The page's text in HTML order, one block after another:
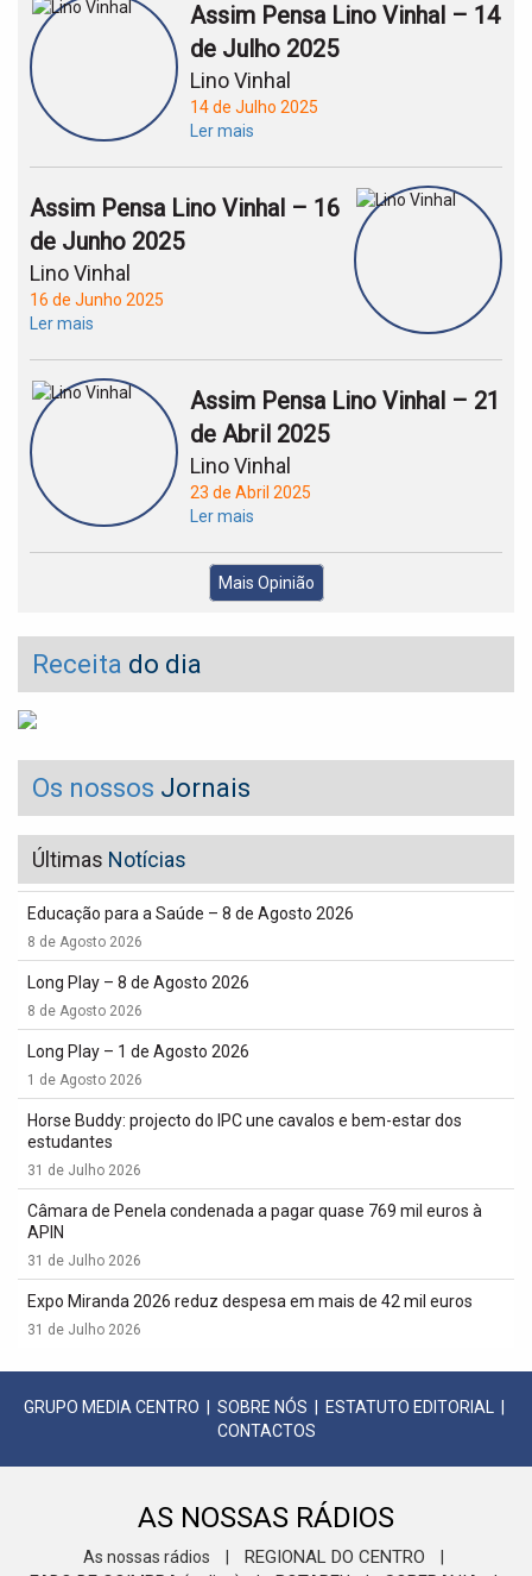
Assim Pensa Lino Vinhal – 14
de Julho 2025
Lino Vinhal
14 de Julho 2025
Ler mais
Assim Pensa Lino Vinhal – 16
de Junho 2025
Lino Vinhal
16 de Junho 2025
Ler mais
Assim Pensa Lino Vinhal – 21
de Abril 2025
Lino Vinhal
23 de Abril 2025
Ler mais
Mais Opinião
Receita do dia
Os nossos Jornais
Últimas Notícias
Educação para a Saúde – 8 de Agosto 2026
8 de Agosto 2026
Long Play – 8 de Agosto 2026
8 de Agosto 2026
Long Play – 1 de Agosto 2026
1 de Agosto 2026
Horse Buddy: projecto do IPC une cavalos e bem-estar dos
estudantes
31 de Julho 2026
Câmara de Penela condenada a pagar quase 769 mil euros à
APIN
31 de Julho 2026
Expo Miranda 2026 reduz despesa em mais de 42 mil euros
31 de Julho 2026
GRUPO MEDIA CENTRO SOBRE NÓS ESTATUTO EDITORIAL
CONTACTOS
AS NOSSAS RÁDIOS
As nossas rádios REGIONAL DO CENTRO